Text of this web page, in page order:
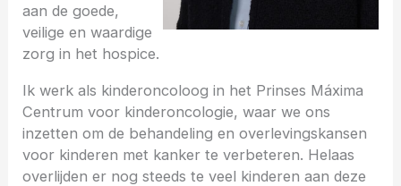
aan de goede,
veilige en waardige
zorg in het hospice.
Ik werk als kinderoncoloog in het Prinses Máxima
Centrum voor kinderoncologie, waar we ons
inzetten om de behandeling en overlevingskansen
voor kinderen met kanker te verbeteren. Helaas
overlijden er nog steeds te veel kinderen aan deze